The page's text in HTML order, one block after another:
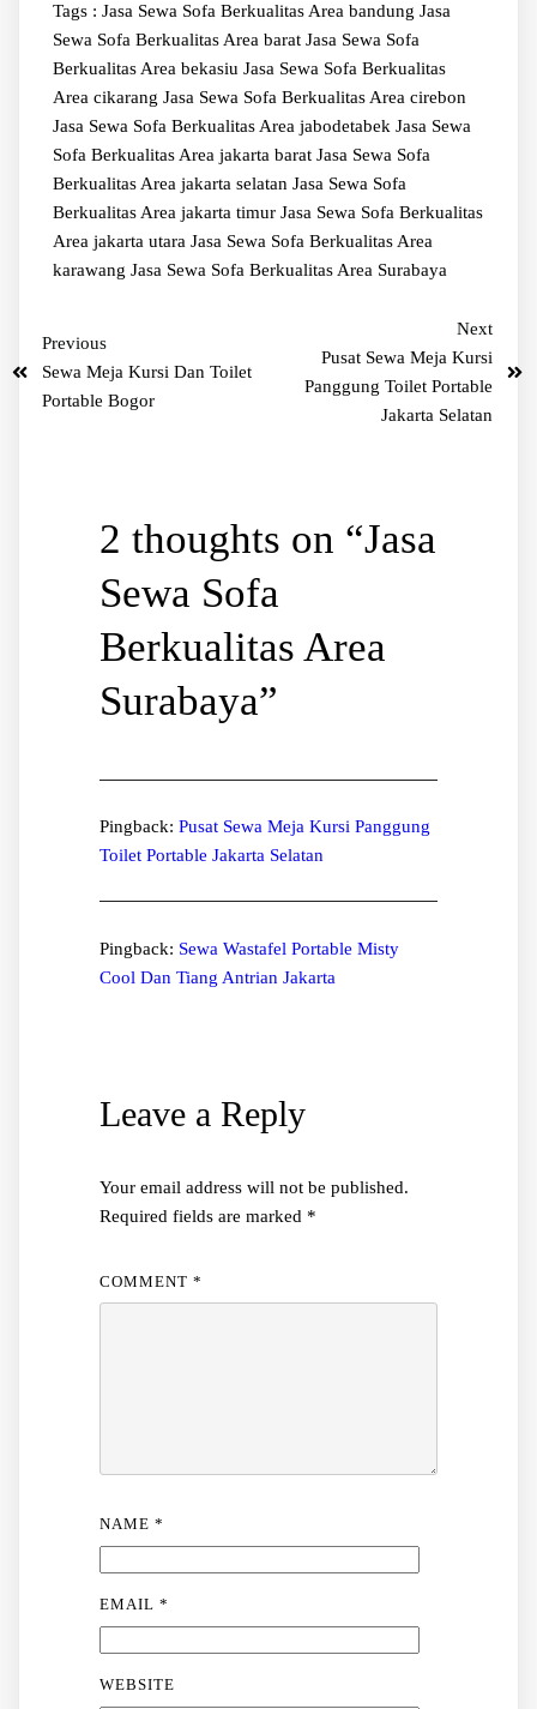
Tags : Jasa Sewa Sofa Berkualitas Area bandung Jasa
Sewa Sofa Berkualitas Area barat Jasa Sewa Sofa
Berkualitas Area bekasiu Jasa Sewa Sofa Berkualitas
Area cikarang Jasa Sewa Sofa Berkualitas Area cirebon
Jasa Sewa Sofa Berkualitas Area jabodetabek Jasa Sewa
Sofa Berkualitas Area jakarta barat Jasa Sewa Sofa
Berkualitas Area jakarta selatan Jasa Sewa Sofa
Berkualitas Area jakarta timur Jasa Sewa Sofa Berkualitas
Area jakarta utara Jasa Sewa Sofa Berkualitas Area
karawang Jasa Sewa Sofa Berkualitas Area Surabaya
Previous
Sewa Meja Kursi Dan Toilet
Portable Bogor
Next
Pusat Sewa Meja Kursi
Panggung Toilet Portable
Jakarta Selatan
2 thoughts on “Jasa
Sewa Sofa
Berkualitas Area
Surabaya”
Pingback: Pusat Sewa Meja Kursi Panggung
Toilet Portable Jakarta Selatan
Pingback: Sewa Wastafel Portable Misty
Cool Dan Tiang Antrian Jakarta
Leave a Reply
Your email address will not be published.
Required fields are marked *
COMMENT *
NAME *
EMAIL *
WEBSITE